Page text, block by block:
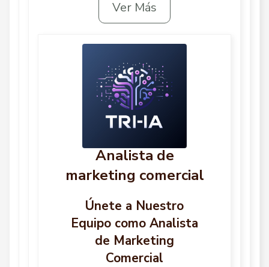
Ver Más
Analista de
marketing comercial
Únete a Nuestro
Equipo como Analista
de Marketing
Comercial